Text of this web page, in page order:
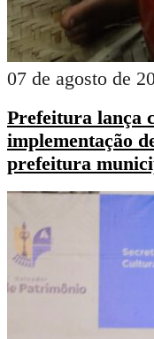
07 de agosto de
Prefeitura lança
implementação
prefeitura